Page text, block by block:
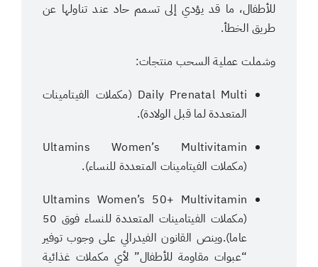
للأطفال، ما قد يؤدي إلى تسمم حاد عند تناولها عن
طريق الخطأ.
وشملت عملية السحب منتجات:
Daily Prenatal Multi (مكملات الفيتامينات
المتعددة لما قبل الولادة).
Ultamins Women’s Multivitamin
(مكملات الفيتامينات المتعددة للنساء).
Ultamins Women’s 50+ Multivitamin
(مكملات الفيتامينات المتعددة للنساء فوق 50
عاما).وينص القانون الفيدرالي على وجوب توفير
“عبوات مقاومة للأطفال” لأي مكملات غذائية